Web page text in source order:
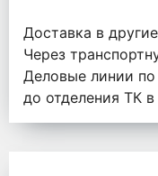
Доставка в
Через
Деловые линии по
до отделения ТК